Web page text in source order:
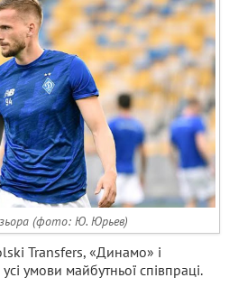
(фото: Ю. Юрьев)
Transfers, «Динамо» і
умови майбутньої співпраці.